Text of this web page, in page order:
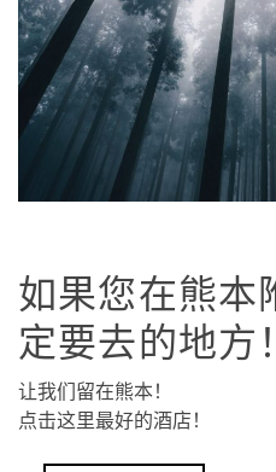
如果您在熊本
定要去的地方！
让我们留在熊本！
点击这里最好的酒店！